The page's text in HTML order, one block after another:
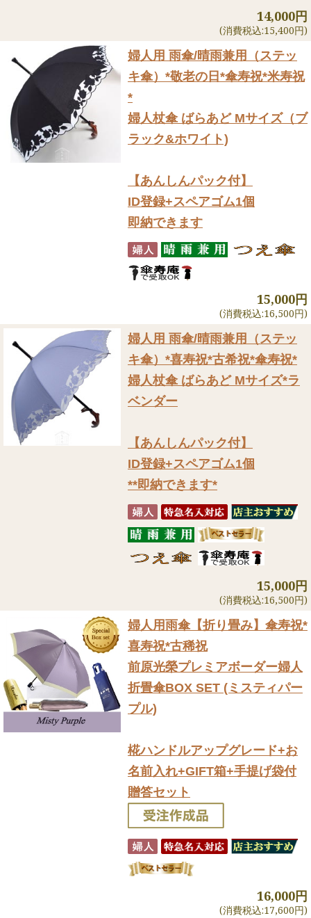
14,000円
(消費税込:15,400円)
婦人用 雨傘/晴雨兼用（ステッ
キ傘） *敬老の日*傘寿祝*米寿祝
*
婦人杖傘 ばらあど Mサイズ（ブ
ラック&ホワイト)
【あんしんパック付】
ID登録+スペアゴム1個
即納できます
15,000円
(消費税込:16,500円)
婦人用 雨傘/晴雨兼用（ステッ
キ傘） *喜寿祝*古希祝*傘寿祝*
婦人杖傘 ばらあど Mサイズ*ラ
ベンダー
【あんしんパック付】
ID登録+スペアゴム1個
**即納できます*
15,000円
(消費税込:16,500円)
婦人用雨傘【折り畳み】 傘寿祝*
喜寿祝*古稀祝
前原光榮プレミアボーダー婦人
折畳傘BOX SET (ミスティパー
プル)
椛ハンドルアップグレード+お
名前入れ+GIFT箱+手提げ袋付
贈答セット
16,000円
(消費税込:17,600円)